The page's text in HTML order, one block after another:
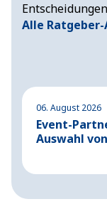
Alle
06. August 2026
Event-
Auswahl